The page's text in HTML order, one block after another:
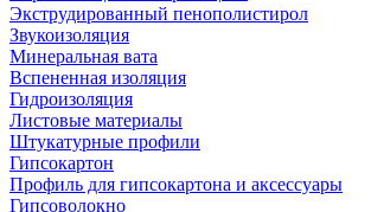
Экструдированный пенополистирол
Звукоизоляция
Минеральная вата
Вспененная изоляция
Гидроизоляция
Листовые материалы
Штукатурные профили
Гипсокартон
Профиль для гипсокартона и аксессуары
Гипсоволокно